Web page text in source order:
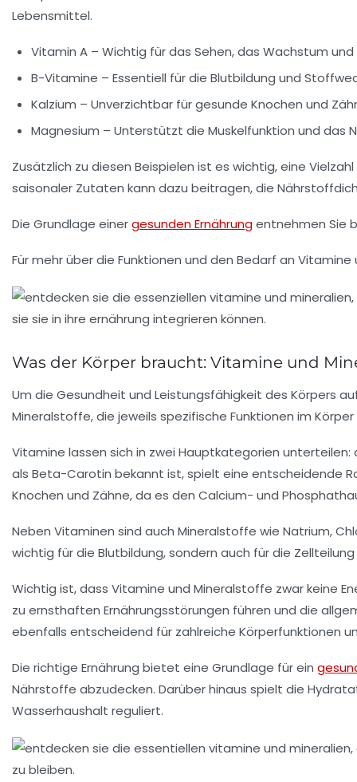
Lebensmittel.
Vitamin A – Wichtig für das Sehen, das Wachstum
B-Vitamine – Essentiell für die Blutbildung und
Kalzium – Unverzichtbar für gesunde Knochen und
Magnesium – Unterstützt die Muskelfunktion und das
Zusätzlich zu diesen Beispielen ist es wichtig, eine
saisonaler Zutaten kann dazu beitragen, die
Die Grundlage einergesunden Ernährungentnehmen Sie
Für mehr über die Funktionen und den Bedarf an Vitamine
Was der Körper braucht: Vitamine und
Um die Gesundheit und Leistungsfähigkeit des Körpers
Mineralstoffe, die jeweils spezifische Funktionen im
Vitamine lassen sich in zwei Hauptkategorien unterteilen:
als Beta-Carotin bekannt ist, spielt eine entscheidende
Knochen und Zähne, da es den Calcium- und
Neben Vitaminen sind auch Mineralstoffe wie Natrium,
wichtig für die Blutbildung, sondern auch für die Zellteilung
Wichtig ist, dass Vitamine und Mineralstoffe zwar keine
zu ernsthaften Ernährungsstörungen führen und die
ebenfalls entscheidend für zahlreiche Körperfunktionen
Die richtige Ernährung bietet eine Grundlage für ein
Nährstoffe abzudecken. Darüber hinaus spielt die
Wasserhaushalt reguliert.